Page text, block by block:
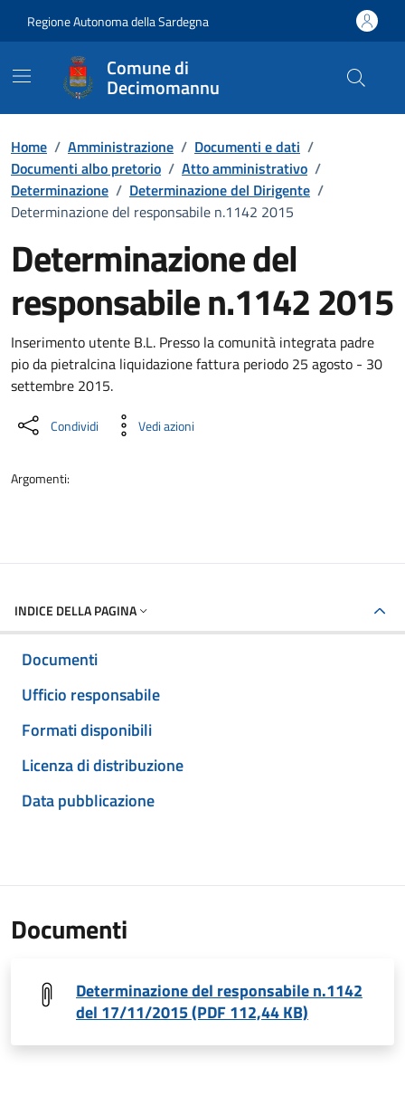
Regione Autonoma della Sardegna
Comune di
Decimomannu
Home / Amministrazione / Documenti e dati /
Documenti albo pretorio / Atto amministrativo /
Determinazione / Determinazione del Dirigente /
Determinazione del responsabile n.1142 2015
Determinazione del
responsabile n.1142 2015
Dettaglio del documento
Inserimento utente B.L. Presso la comunità integrata padre
pio da pietralcina liquidazione fattura periodo 25 agosto - 30
settembre 2015.
Condividi Vedi azioni
Argomenti:
INDICE DELLA PAGINA
Documenti
Ufficio responsabile
Formati disponibili
Licenza di distribuzione
Data pubblicazione
Documenti
Determinazione del responsabile n.1142
del 17/11/2015 (PDF 112,44 KB)